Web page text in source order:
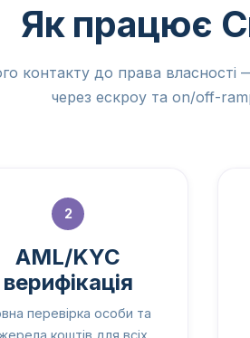
Як працює
контакту до права
через ескроу та on/off-
2
AML/KYC
верифікація
перевірка особи та
коштів для всіх